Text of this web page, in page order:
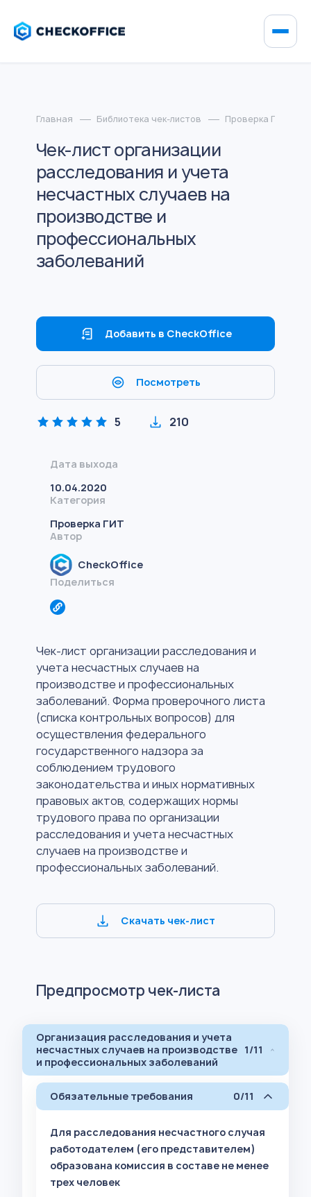
Главная Библиотека чек-листов Проверка ГИТ
Чек-лист организации
расследования и учета
несчастных случаев на
производстве и
профессиональных
заболеваний
Добавить в CheckOffice
Посмотреть
5 210
Дата выхода
10.04.2020
Категория
Проверка ГИТ
Автор
CheckOffice
Поделиться
Чек-лист организации расследования и
учета несчастных случаев на
производстве и профессиональных
заболеваний. Форма проверочного листа
(списка контрольных вопросов) для
осуществления федерального
государственного надзора за
соблюдением трудового
законодательства и иных нормативных
правовых актов, содержащих нормы
трудового права по организации
расследования и учета несчастных
случаев на производстве и
профессиональных заболеваний.
Скачать чек-лист
Предпросмотр чек-листа
Организация расследования и учета
несчастных случаев на производстве
и профессиональных заболеваний
1/11
Обязательные требования 0/11
Для расследования несчастного случая
работодателем (его представителем)
образована комиссия в составе не менее
трех человек